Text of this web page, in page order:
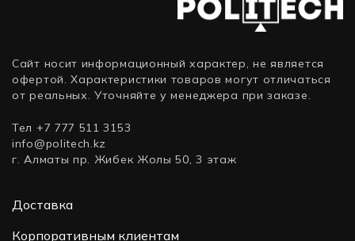
Сайт носит информационный характер, не является
офертой. Характеристики товаров могут отличаться
от реальных. Уточняйте у менеджера при заказе.
Тел +7 777 511 3153
info@politech.kz
г. Алматы пр. Жибек Жолы 50, 3 этаж
Доставка
Корпоративным клиентам